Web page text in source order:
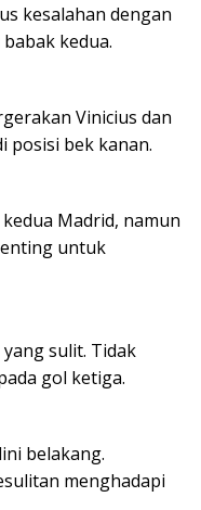
kesalahan dengan
kedua.
Vinicius dan
posisi bek kanan.
Madrid, namun
untuk
sulit. Tidak
gol ketiga.
belakang.
menghadapi